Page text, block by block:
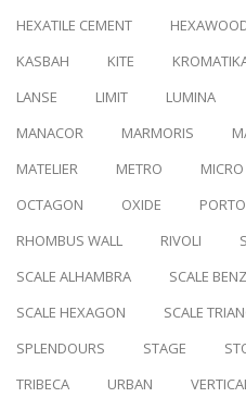
HEXATILE CEMENT
KASBAH
KITE
LANSE
LIMIT LUMINA
MANACOR
MARMORIS
MATELIER
METRO MICRO
OCTAGON
OXIDE PORTO
RHOMBUS WALL
RIVOLI
SCALE ALHAMBRA
SCALE
SCALE HEXAGON
SCALE
SPLENDOURS
STAGE
TRIBECA
URBAN